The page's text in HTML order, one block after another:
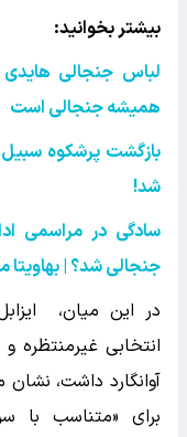
بیشتر بخوانید:
لباس جنجالی
همیشه جنجالی است
بازگشت پرشکوه
شد!
سادگی در مراسمی
جنجالی شد؟ | بهاویتا
در این میان،
انتخابی
آوانگارد داشت،
برای «متناسب با